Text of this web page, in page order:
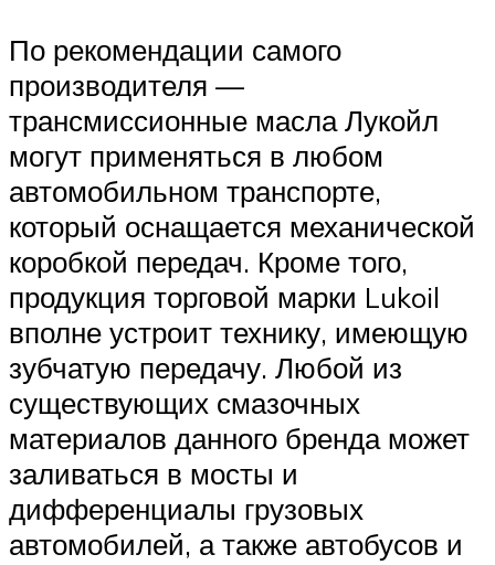
По рекомендации самого
производителя —
трансмиссионные масла Лукойл
могут применяться в любом
автомобильном транспорте,
который оснащается механической
коробкой передач. Кроме того,
продукция торговой марки Lukoil
вполне устроит технику, имеющую
зубчатую передачу. Любой из
существующих смазочных
материалов данного бренда может
заливаться в мосты и
дифференциалы грузовых
автомобилей, а также автобусов и